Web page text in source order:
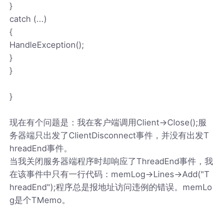
}
catch (...)
{
HandleException();
}
}
}
现在有个问题是：我在客户端调用Client->Close();服
务器端只出发了ClientDisconnect事件，并没有出发T
hreadEnd事件。
当我关闭服务器端程序时却响应了ThreadEnd事件，我
在该事件中只有一行代码：memLog->Lines->Add("T
hreadEnd");程序总是报地址访问违例的错误。memLo
g是个TMemo。